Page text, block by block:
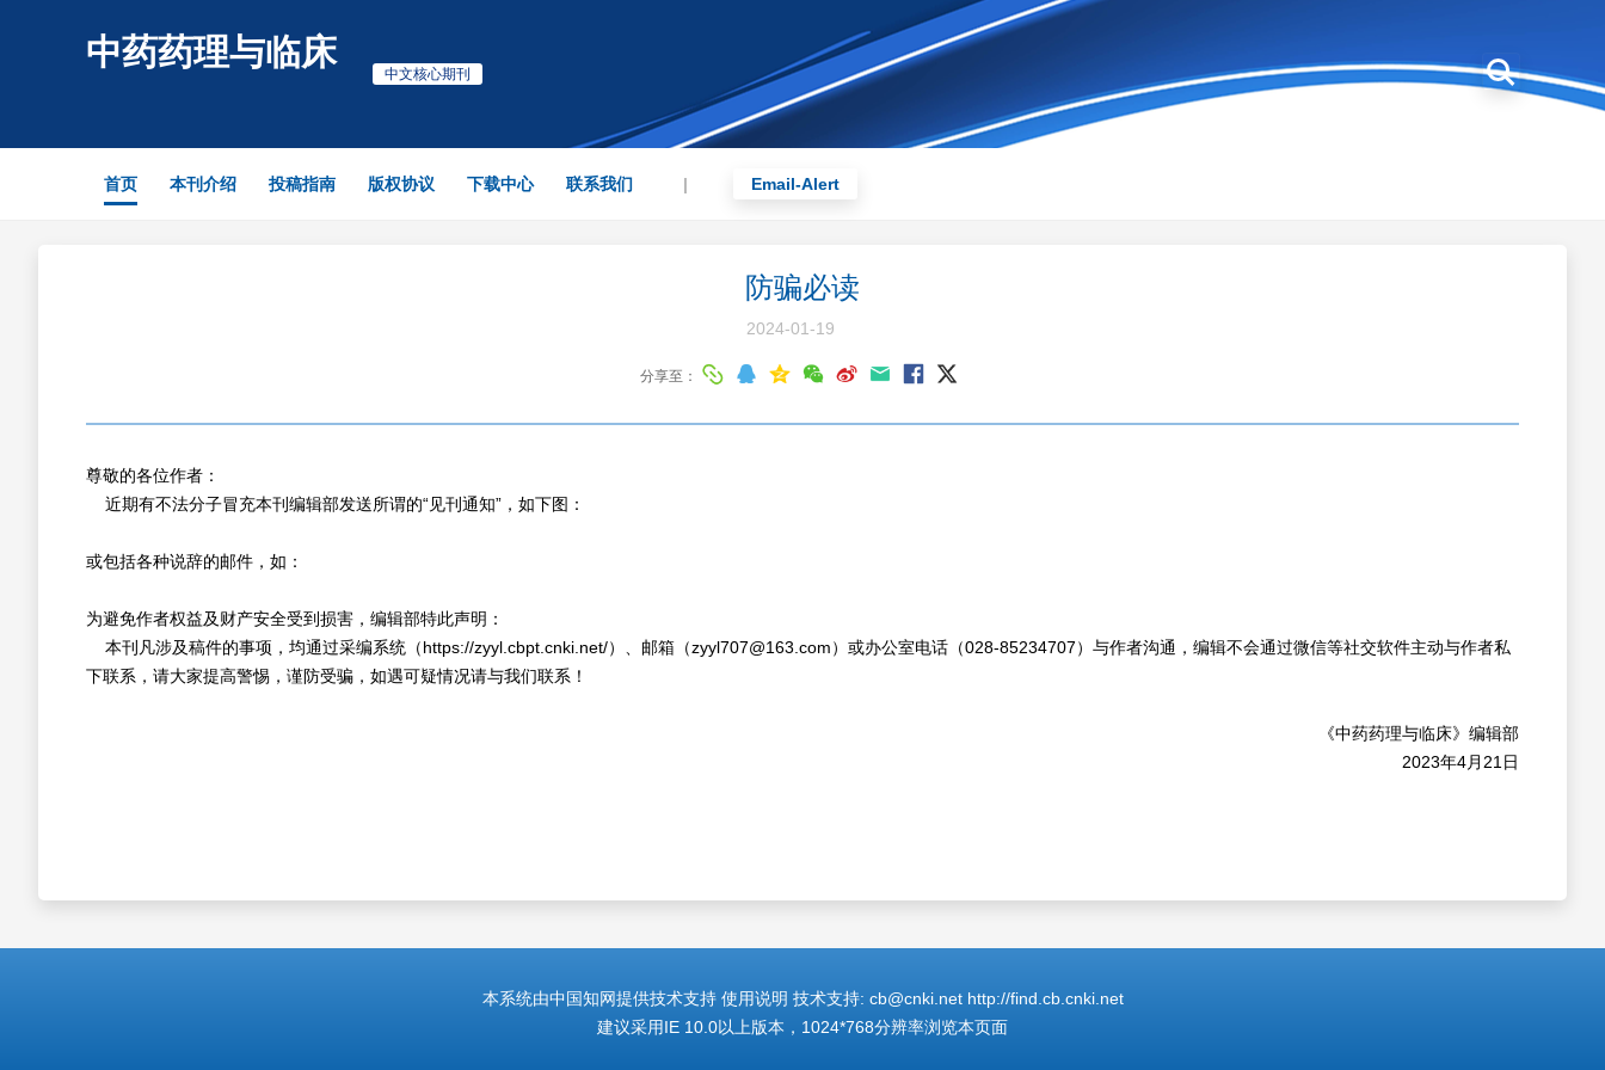
中药药理与临床
中文核心期刊
首页 本刊介绍 投稿指南 版权协议 下载中心 联系我们 | Email-Alert
防骗必读
2024-01-19
分享至：
尊敬的各位作者：
近期有不法分子冒充本刊编辑部发送所谓的“见刊通知”，如下图：
或包括各种说辞的邮件，如：
为避免作者权益及财产安全受到损害，编辑部特此声明：
本刊凡涉及稿件的事项，均通过采编系统（https://zyyl.cbpt.cnki.net/）、邮箱（zyyl707@163.com）或办公室电话（028-85234707）与作者沟通，编辑不会通过微信等社交软件主动与作者私
下联系，请大家提高警惕，谨防受骗，如遇可疑情况请与我们联系！
《中药药理与临床》编辑部
2023年4月21日
本系统由中国知网提供技术支持 使用说明 技术支持: cb@cnki.net http://find.cb.cnki.net
建议采用IE 10.0以上版本，1024*768分辨率浏览本页面